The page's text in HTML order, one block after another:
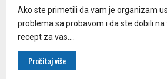
Ako ste primetili da vam je organizam
problema sa probavom i da ste dobili na
recept za vas....
Pročitaj više